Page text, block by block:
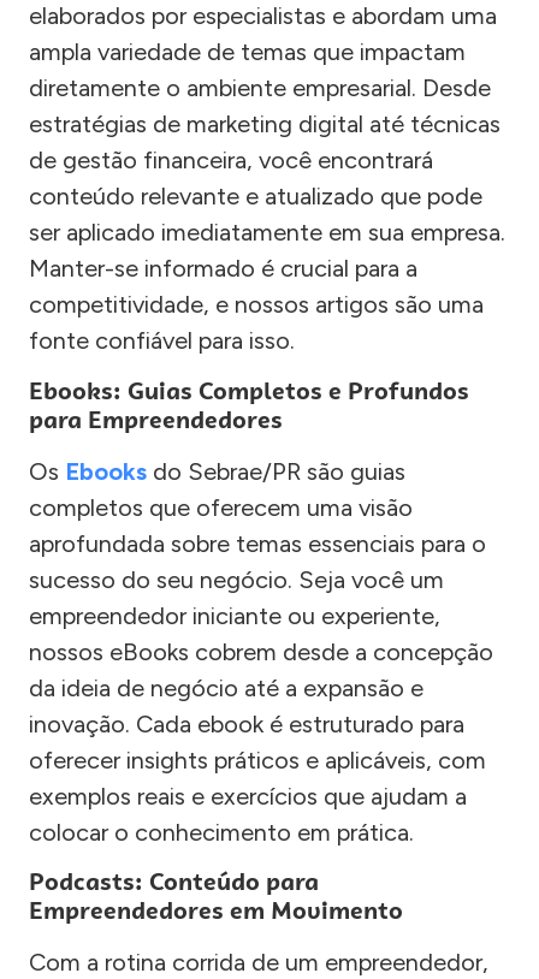
elaborados por especialistas e abordam uma
ampla variedade de temas que impactam
diretamente o ambiente empresarial. Desde
estratégias de marketing digital até técnicas
de gestão financeira, você encontrará
conteúdo relevante e atualizado que pode
ser aplicado imediatamente em sua empresa.
Manter-se informado é crucial para a
competitividade, e nossos artigos são uma
fonte confiável para isso.
Ebooks: Guias Completos e Profundos
para Empreendedores
Os Ebooks do Sebrae/PR são guias
completos que oferecem uma visão
aprofundada sobre temas essenciais para o
sucesso do seu negócio. Seja você um
empreendedor iniciante ou experiente,
nossos eBooks cobrem desde a concepção
da ideia de negócio até a expansão e
inovação. Cada ebook é estruturado para
oferecer insights práticos e aplicáveis, com
exemplos reais e exercícios que ajudam a
colocar o conhecimento em prática.
Podcasts: Conteúdo para
Empreendedores em Movimento
Com a rotina corrida de um empreendedor,